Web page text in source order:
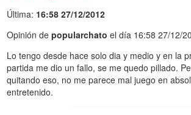
Última: 16:58 27/12/2012
Opinión depopularchato el día 16:58 27/12/
Lo tengo desde hace solo dia y medio y en la
partida me dio un fallo, se me quedo pillado.
quitando eso, no me parece mal juego en
entretenido.